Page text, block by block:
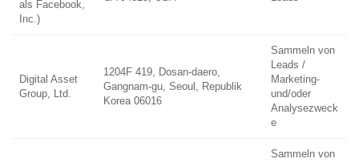
als Facebook,
Inc.)
Digital Asset
Group, Ltd.
1204F 419, Dosan-daero,
Gangnam-gu, Seoul, Republik
Korea 06016
Sammeln von
Leads /
Marketing-
und/oder
Analysezweck
e
Sammeln von